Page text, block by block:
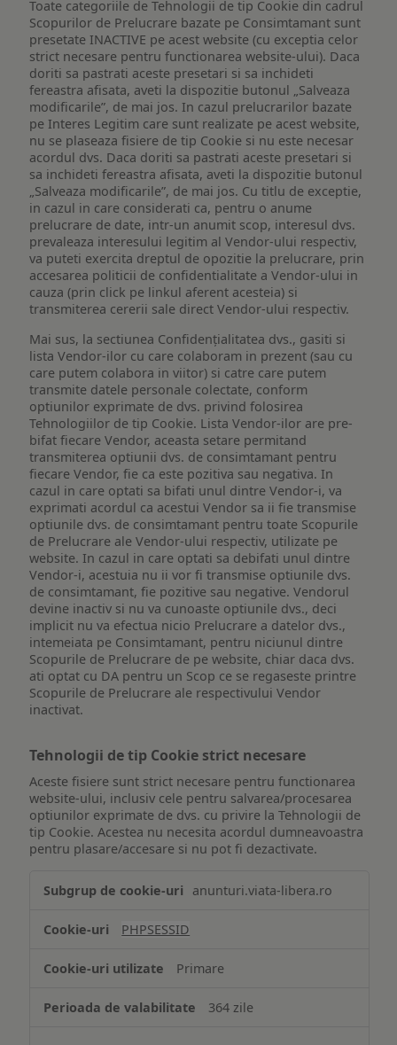
Toate categoriile de Tehnologii de tip Cookie din cadrul
Scopurilor de Prelucrare bazate pe Consimtamant sunt
presetate INACTIVE pe acest website (cu exceptia celor
strict necesare pentru functionarea website-ului). Daca
doriti sa pastrati aceste presetari si sa inchideti
fereastra afisata, aveti la dispozitie butonul „Salveaza
modificarile”, de mai jos. In cazul prelucrarilor bazate
pe Interes Legitim care sunt realizate pe acest website,
nu se plaseaza fisiere de tip Cookie si nu este necesar
acordul dvs. Daca doriti sa pastrati aceste presetari si
sa inchideti fereastra afisata, aveti la dispozitie butonul
„Salveaza modificarile”, de mai jos. Cu titlu de exceptie,
in cazul in care considerati ca, pentru o anume
prelucrare de date, intr-un anumit scop, interesul dvs.
prevaleaza interesului legitim al Vendor-ului respectiv,
va puteti exercita dreptul de opozitie la prelucrare, prin
accesarea politicii de confidentialitate a Vendor-ului in
cauza (prin click pe linkul aferent acesteia) si
transmiterea cererii sale direct Vendor-ului respectiv.
Mai sus, la sectiunea Confidențialitatea dvs., gasiti si
lista Vendor-ilor cu care colaboram in prezent (sau cu
care putem colabora in viitor) si catre care putem
transmite datele personale colectate, conform
optiunilor exprimate de dvs. privind folosirea
Tehnologiilor de tip Cookie. Lista Vendor-ilor are pre-
bifat fiecare Vendor, aceasta setare permitand
transmiterea optiunii dvs. de consimtamant pentru
fiecare Vendor, fie ca este pozitiva sau negativa. In
cazul in care optati sa bifati unul dintre Vendor-i, va
exprimati acordul ca acestui Vendor sa ii fie transmise
optiunile dvs. de consimtamant pentru toate Scopurile
de Prelucrare ale Vendor-ului respectiv, utilizate pe
website. In cazul in care optati sa debifati unul dintre
Vendor-i, acestuia nu ii vor fi transmise optiunile dvs.
de consimtamant, fie pozitive sau negative. Vendorul
devine inactiv si nu va cunoaste optiunile dvs., deci
implicit nu va efectua nicio Prelucrare a datelor dvs.,
intemeiata pe Consimtamant, pentru niciunul dintre
Scopurile de Prelucrare de pe website, chiar daca dvs.
ati optat cu DA pentru un Scop ce se regaseste printre
Scopurile de Prelucrare ale respectivului Vendor
inactivat.
Tehnologii de tip Cookie strict necesare
Aceste fisiere sunt strict necesare pentru functionarea
website-ului, inclusiv cele pentru salvarea/procesarea
optiunilor exprimate de dvs. cu privire la Tehnologii de
tip Cookie. Acestea nu necesita acordul dumneavoastra
pentru plasare/accesare si nu pot fi dezactivate.
de
Cookie
necesare
anunturi.viata-libera.ro
PHPSESSID
Primare
364 zile